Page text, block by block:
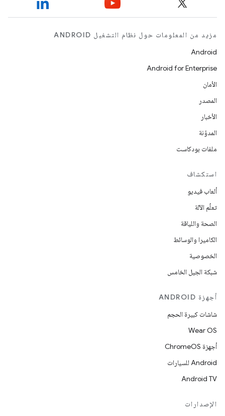
مزيد من المعلومات حول نظام التشغيل ANDROID
Android
Android for Enterprise
الأمان
المصدر
الأخبار
المدوّنة
ملفات بودكاست
استكشاف
ألعاب فيديو
تعلُم الآلة
الصحة واللياقة
الكاميرا والوسائط
الخصوصية
شبكة الجيل الخامس
أجهزة ANDROID
شاشات كبيرة الحجم
Wear OS
أجهزة ChromeOS
Android للسيارات
Android TV
الإصدارات